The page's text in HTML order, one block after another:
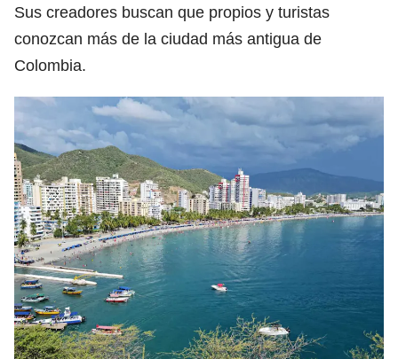
Sus creadores buscan que propios y turistas
conozcan más de la ciudad más antigua de
Colombia.